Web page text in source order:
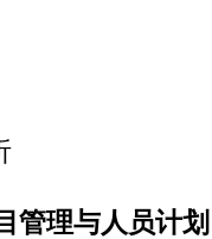
管理与人员计划